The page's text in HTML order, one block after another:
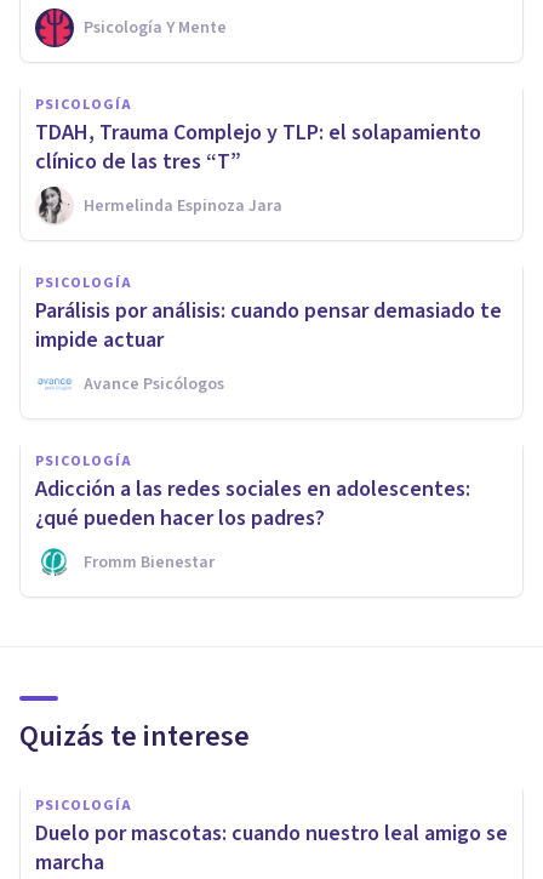
Psicología Y Mente
PSICOLOGÍA
TDAH, Trauma Complejo y TLP: el solapamiento
clínico de las tres “T”
Hermelinda Espinoza Jara
PSICOLOGÍA
Parálisis por análisis: cuando pensar demasiado te
impide actuar
Avance Psicólogos
PSICOLOGÍA
Adicción a las redes sociales en adolescentes:
¿qué pueden hacer los padres?
Fromm Bienestar
Quizás te interese
PSICOLOGÍA
​Duelo por mascotas: cuando nuestro leal amigo se
marcha